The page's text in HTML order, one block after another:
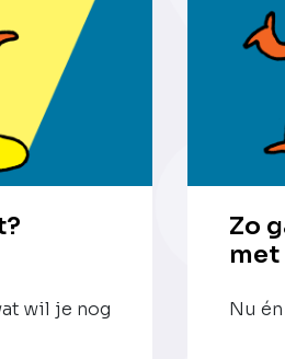
wil je nog
Zo
Nu